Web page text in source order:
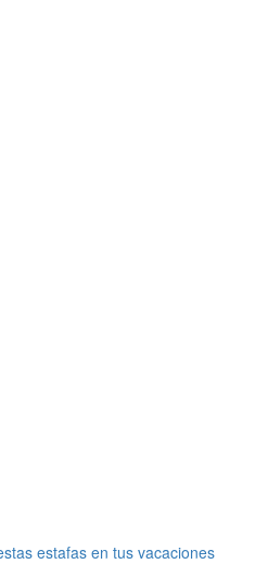
estafas en tus vacaciones